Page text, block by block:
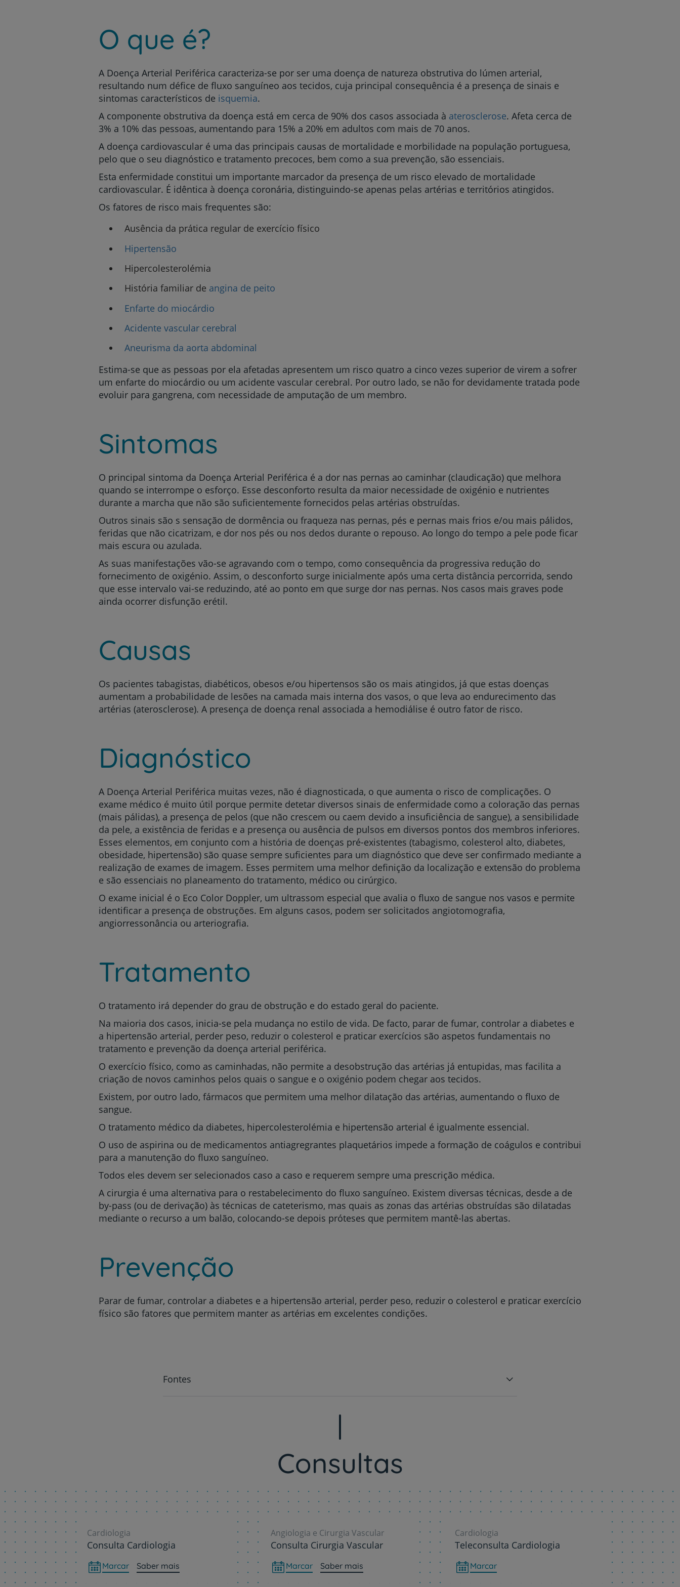
Prevenção e bem-estar
Grandes Áreas da Saúde
Serviços CUF
Plano +CUF
My CUF
CUF Academic Center
Para profissionais
Sobre nós
Contacte-nos
O que é?
A Doença Arterial Periférica caracteriza-se por ser uma doença de natureza obstrutiva do lúmen arterial,
resultando num défice de fluxo sanguíneo aos tecidos, cuja principal consequência é a presença de sinais e
sintomas característicos de isquemia.
A componente obstrutiva da doença está em cerca de 90% dos casos associada à aterosclerose. Afeta cerca de
3% a 10% das pessoas, aumentando para 15% a 20% em adultos com mais de 70 anos.
A doença cardiovascular é uma das principais causas de mortalidade e morbilidade na população portuguesa,
pelo que o seu diagnóstico e tratamento precoces, bem como a sua prevenção, são essenciais.
Esta enfermidade constitui um importante marcador da presença de um risco elevado de mortalidade
cardiovascular. É idêntica à doença coronária, distinguindo-se apenas pelas artérias e territórios atingidos.
Os fatores de risco mais frequentes são:
Ausência da prática regular de exercício físico
Hipertensão
Hipercolesterolémia
História familiar de angina de peito
Enfarte do miocárdio
Acidente vascular cerebral
Aneurisma da aorta abdominal
Estima-se que as pessoas por ela afetadas apresentem um risco quatro a cinco vezes superior de virem a sofrer
um enfarte do miocárdio ou um acidente vascular cerebral. Por outro lado, se não for devidamente tratada pode
evoluir para gangrena, com necessidade de amputação de um membro.
Sintomas
O principal sintoma da Doença Arterial Periférica é a dor nas pernas ao caminhar (claudicação) que melhora
quando se interrompe o esforço. Esse desconforto resulta da maior necessidade de oxigénio e nutrientes
durante a marcha que não são suficientemente fornecidos pelas artérias obstruídas.
Outros sinais são s sensação de dormência ou fraqueza nas pernas, pés e pernas mais frios e/ou mais pálidos,
feridas que não cicatrizam, e dor nos pés ou nos dedos durante o repouso. Ao longo do tempo a pele pode ficar
mais escura ou azulada.
As suas manifestações vão-se agravando com o tempo, como consequência da progressiva redução do
fornecimento de oxigénio. Assim, o desconforto surge inicialmente após uma certa distância percorrida, sendo
que esse intervalo vai-se reduzindo, até ao ponto em que surge dor nas pernas. Nos casos mais graves pode
ainda ocorrer disfunção erétil.
Causas
Os pacientes tabagistas, diabéticos, obesos e/ou hipertensos são os mais atingidos, já que estas doenças
aumentam a probabilidade de lesões na camada mais interna dos vasos, o que leva ao endurecimento das
artérias (aterosclerose). A presença de doença renal associada a hemodiálise é outro fator de risco.
Diagnóstico
A Doença Arterial Periférica muitas vezes, não é diagnosticada, o que aumenta o risco de complicações. O
exame médico é muito útil porque permite detetar diversos sinais de enfermidade como a coloração das pernas
(mais pálidas), a presença de pelos (que não crescem ou caem devido a insuficiência de sangue), a sensibilidade
da pele, a existência de feridas e a presença ou ausência de pulsos em diversos pontos dos membros inferiores.
Esses elementos, em conjunto com a história de doenças pré-existentes (tabagismo, colesterol alto, diabetes,
obesidade, hipertensão) são quase sempre suficientes para um diagnóstico que deve ser confirmado mediante a
realização de exames de imagem. Esses permitem uma melhor definição da localização e extensão do problema
e são essenciais no planeamento do tratamento, médico ou cirúrgico.
O exame inicial é o Eco Color Doppler, um ultrassom especial que avalia o fluxo de sangue nos vasos e permite
identificar a presença de obstruções. Em alguns casos, podem ser solicitados angiotomografia,
angiorressonância ou arteriografia.
Tratamento
O tratamento irá depender do grau de obstrução e do estado geral do paciente.
Na maioria dos casos, inicia-se pela mudança no estilo de vida. De facto, parar de fumar, controlar a diabetes e
a hipertensão arterial, perder peso, reduzir o colesterol e praticar exercícios são aspetos fundamentais no
tratamento e prevenção da doença arterial periférica.
O exercício físico, como as caminhadas, não permite a desobstrução das artérias já entupidas, mas facilita a
criação de novos caminhos pelos quais o sangue e o oxigénio podem chegar aos tecidos.
Existem, por outro lado, fármacos que permitem uma melhor dilatação das artérias, aumentando o fluxo de
sangue.
O tratamento médico da diabetes, hipercolesterolémia e hipertensão arterial é igualmente essencial.
O uso de aspirina ou de medicamentos antiagregrantes plaquetários impede a formação de coágulos e contribui
para a manutenção do fluxo sanguíneo.
Todos eles devem ser selecionados caso a caso e requerem sempre uma prescrição médica.
A cirurgia é uma alternativa para o restabelecimento do fluxo sanguíneo. Existem diversas técnicas, desde a de
by-pass (ou de derivação) às técnicas de cateterismo, mas quais as zonas das artérias obstruídas são dilatadas
mediante o recurso a um balão, colocando-se depois próteses que permitem mantê-las abertas.
Prevenção
Parar de fumar, controlar a diabetes e a hipertensão arterial, perder peso, reduzir o colesterol e praticar exercício
físico são fatores que permitem manter as artérias em excelentes condições.
Fontes
Consultas
Cardiologia
Consulta Cardiologia
Marcar Saber mais
Angiologia e Cirurgia Vascular
Consulta Cirurgia Vascular
Marcar Saber mais
Cardiologia
Teleconsulta Cardiologia
Marcar